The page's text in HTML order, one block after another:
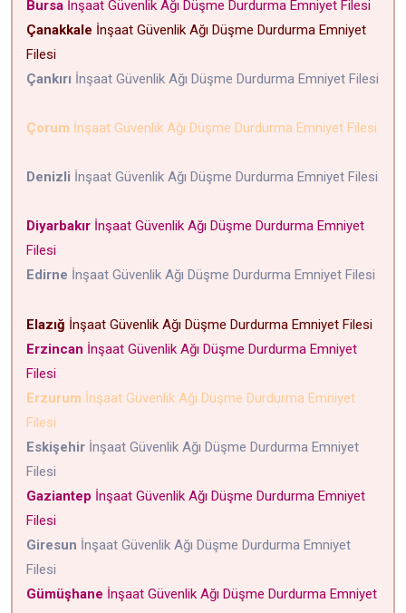
Bursa İnşaat Güvenlik Ağı Düşme Durdurma Emniyet Filesi
Çanakkale İnşaat Güvenlik Ağı Düşme Durdurma Emniyet
Filesi
Çankırı İnşaat Güvenlik Ağı Düşme Durdurma Emniyet Filesi
Çorum İnşaat Güvenlik Ağı Düşme Durdurma Emniyet Filesi
Denizli İnşaat Güvenlik Ağı Düşme Durdurma Emniyet Filesi
Diyarbakır İnşaat Güvenlik Ağı Düşme Durdurma Emniyet
Filesi
Edirne İnşaat Güvenlik Ağı Düşme Durdurma Emniyet Filesi
Elazığ İnşaat Güvenlik Ağı Düşme Durdurma Emniyet Filesi
Erzincan İnşaat Güvenlik Ağı Düşme Durdurma Emniyet
Filesi
Erzurum İnşaat Güvenlik Ağı Düşme Durdurma Emniyet
Filesi
Eskişehir İnşaat Güvenlik Ağı Düşme Durdurma Emniyet
Filesi
Gaziantep İnşaat Güvenlik Ağı Düşme Durdurma Emniyet
Filesi
Giresun İnşaat Güvenlik Ağı Düşme Durdurma Emniyet
Filesi
Gümüşhane İnşaat Güvenlik Ağı Düşme Durdurma Emniyet